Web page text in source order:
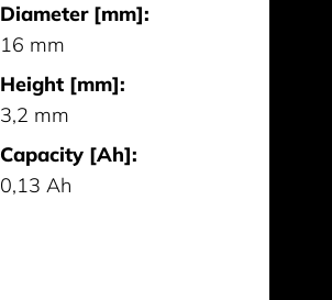
Diameter [mm]:
16 mm
Height [mm]:
3,2 mm
Capacity [Ah]:
0,13 Ah